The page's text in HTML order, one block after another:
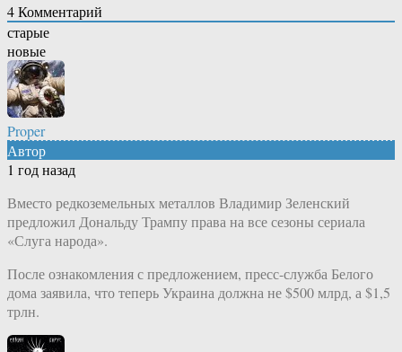
4Комментарий
старые
новые
Proper
Автор
1 год назад
Вместо редкоземельных металлов Владимир Зеленский
предложил Дональду Трампу права на все сезоны сериала
«Слуга народа».
После ознакомления с предложением, пресс-служба Белого
дома заявила, что теперь Украина должна не $500 млрд, а $1,5
трлн.